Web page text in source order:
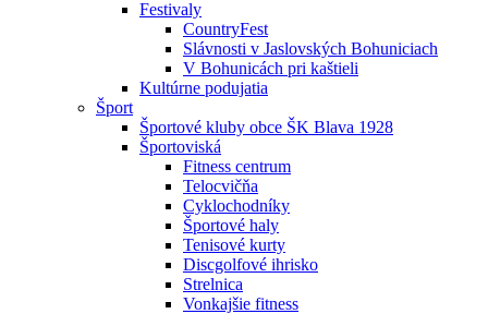
Festivaly
CountryFest
Slávnosti v Jaslovských Bohuniciach
V Bohunicách pri kaštieli
Kultúrne podujatia
Šport
Športové kluby obce ŠK Blava 1928
Športoviská
Fitness centrum
Telocvičňa
Cyklochodníky
Športové haly
Tenisové kurty
Discgolfové ihrisko
Strelnica
Vonkajšie fitness